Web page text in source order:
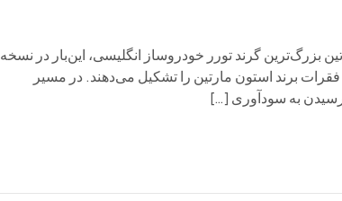
۲۰۲۶: اشرافی‌ترین استون مارتین بزرگ‌ترین گرند تورر خودروساز انگلیسی، این‌بار در نسخه
برند استون مارتین را تشکیل می‌دهند. در مسیر
به سودآوری […]